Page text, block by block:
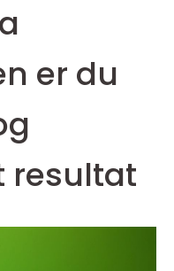
er du
resultat